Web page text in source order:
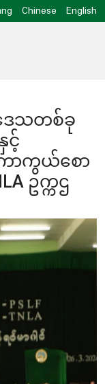
Chinese
English
ေသတစ်ခု
င့်
ကာကွယ်စော
ဥက္ကဌ